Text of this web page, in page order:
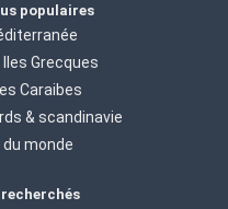
populaires
Grecques
Caraibes
& scandinavie
monde